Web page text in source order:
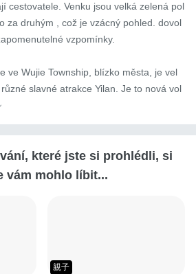
cestovatele. Venku jsou velká zelená pol
za druhým , což je vzácný pohled. dovol
vzpomínky.
ve Wujie Township, blízko města, je vel
slavné atrakce Yilan. Je to nová vol
které jste si prohlédli, si
vám mohlo líbit...
親子